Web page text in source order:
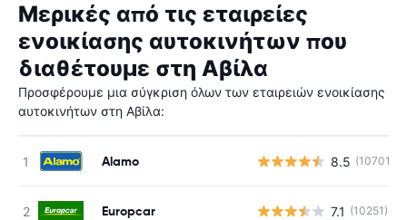
Μερικές από τις εταιρείες
ενοικίασης αυτοκινήτων που
διαθέτουμε στη Αβίλα
Προσφέρουμε μια σύγκριση όλων των εταιρειών ενοικίασης
αυτοκινήτων στη Αβίλα:
Alamo 8.5 (10701)
Europcar 7.1 (10251)